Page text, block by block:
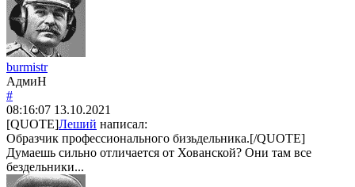
burmistr
АдмиН
#
08:16:07 13.10.2021
[QUOTE]Леший написал:
Образчик профессионального бизьдельника.[/QUOTE]
Думаешь сильно отличается от Хованской? Они там все
бездельники...